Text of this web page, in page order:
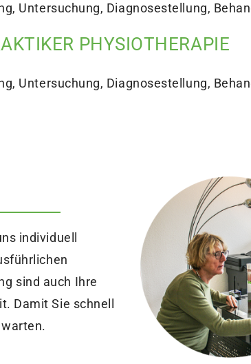
Untersuchung, Diagnosestellung,
PHYSIOTHERAPIE
Untersuchung, Diagnosestellung,
individuell
sind auch Ihre
Damit Sie schnell